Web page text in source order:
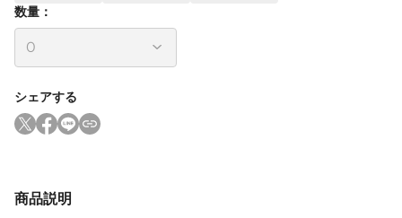
数量：
シェアする
商品説明